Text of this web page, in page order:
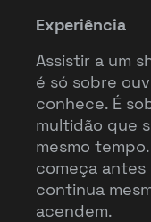
Experiência
Assistir a um
é só sobre
conhece. É
multidão que
mesmo
começa
continua
acendem.